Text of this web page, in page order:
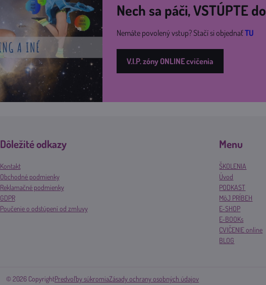
Nech sa páči, VSTÚPTE do
Nemáte povolený vstup? Stačí si objednaťTU
V.I.P. zóny ONLINE cvičenia
Dôležité odkazy
Kontakt
Obchodné podmienky
Reklamačné podmienky
GDPR
Poučenie o odstúpení od zmluvy
Menu
ŠKOLENIA
Úvod
PODKAST
MôJ PRÍBEH
E-SHOP
E-BOOKs
CVIČENIE online
BLOG
©2026CopyrightPredvoľby súkromiaZásady ochrany osobných údajov